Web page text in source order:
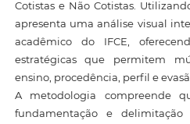
Cotistas e Não Cotistas.
apresenta uma análise visual
acadêmico do IFCE,
estratégicas que permitem
ensino, procedência, perfil e
A metodologia compreende
fundamentação e